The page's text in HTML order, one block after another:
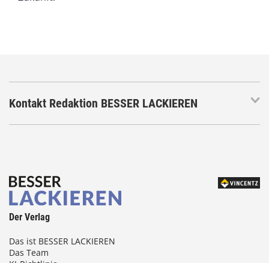
Kontakt Redaktion BESSER LACKIEREN
Der Verlag
Das ist BESSER LACKIEREN
Das Team